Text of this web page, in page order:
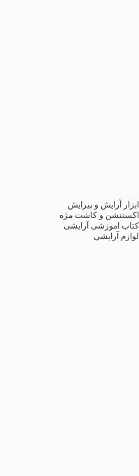
ابزار آرایش و پیرایش
اکستنشن و کاشت مژه
کتاب اموزشی آرایشی
لوازم آرایشی